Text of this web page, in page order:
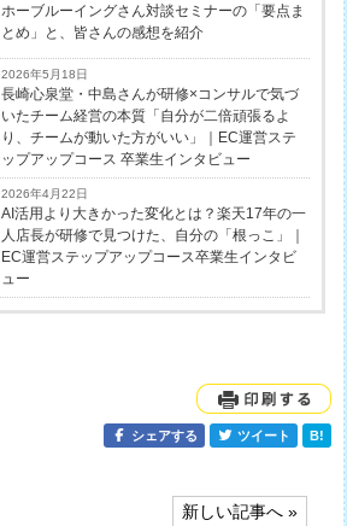
ホーブルーイングさん対談セミナーの「要点ま
とめ」と、皆さんの感想を紹介
2026年5月18日
長崎心泉堂・中島さんが研修×コンサルで気づ
いたチーム経営の本質「自分が二倍頑張るよ
り、チームが動いた方がいい」｜EC運営ステ
ップアップコース 卒業生インタビュー
2026年4月22日
AI活用より大きかった変化とは？楽天17年の一
人店長が研修で見つけた、自分の「根っこ」｜
EC運営ステップアップコース卒業生インタビ
ュー
シェアする ツイート B!
新しい記事へ »